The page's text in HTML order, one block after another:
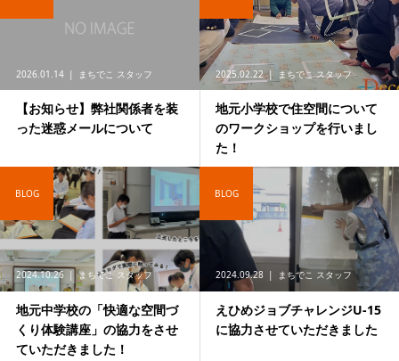
2026.01.14 まちでこ スタッフ
【お知らせ】弊社関係者を装
った迷惑メールについて
2025.02.22 まちでこ スタッフ
地元小学校で住空間について
のワークショップを行いまし
た！
2024.10.26 まちでこ スタッフ
地元中学校の「快適な空間づ
くり体験講座」の協力をさせ
ていただきました！
BLOG
2024.09.28 まちでこ スタッフ
えひめジョブチャレンジU-15
に協力させていただきました
BLOG